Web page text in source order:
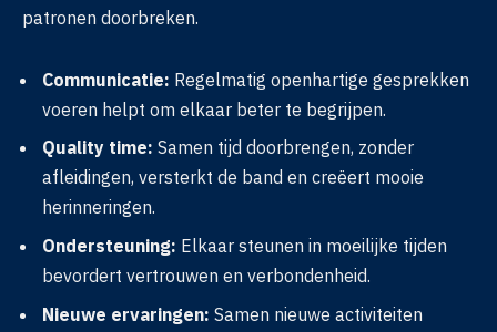
patronen doorbreken.
Communicatie: Regelmatig openhartige gesprekken
voeren helpt om elkaar beter te begrijpen.
Quality time: Samen tijd doorbrengen, zonder
afleidingen, versterkt de band en creëert mooie
herinneringen.
Ondersteuning: Elkaar steunen in moeilijke tijden
bevordert vertrouwen en verbondenheid.
Nieuwe ervaringen: Samen nieuwe activiteiten